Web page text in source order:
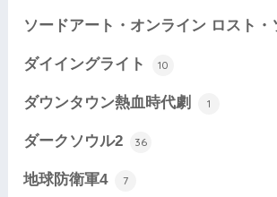
ソードアート・オンライン ロスト・
ダイイングライト 10
ダウンタウン熱血時代劇 1
ダークソウル2 36
地球防衛軍4 7